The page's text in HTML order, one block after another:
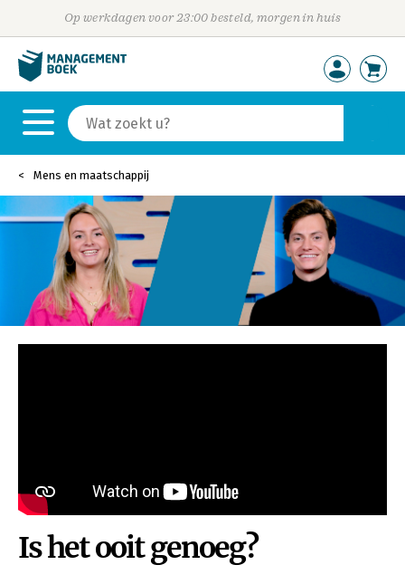
Op werkdagen voor 23:00 besteld, morgen in huis
Mens en maatschappij
Is het ooit genoeg?